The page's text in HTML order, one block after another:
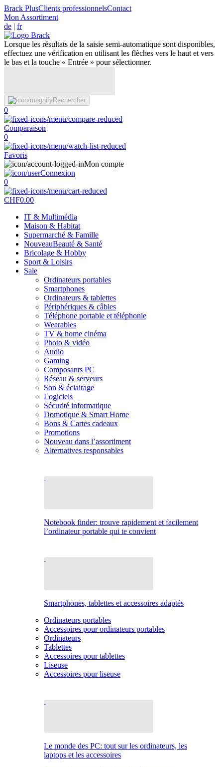
Brack PlusClients professionnelsContact
Mon Assortiment
de | fr
Lorsque les résultats de la saisie semi-automatique sont disponibles,
effectuez une vérification en utilisant les flèches vers le haut et vers
le bas et la touche « Entrée » pour sélectionner.
Rechercher
0
Comparaison
0
Favoris
Mon compte
Connexion
0
CHF0.00
IT & Multimédia
Maison & Habitat
Supermarché & Famille
NouveauBeauté & Santé
Bricolage & Hobby
Sport & Loisirs
Sale
Ordinateurs portables
Smartphones
Ordinateurs & tablettes
Périphériques & câbles
Téléphone portable et téléphonie
Wearables
TV & home cinéma
Photo & vidéo
Audio
Gaming
Composants PC
Réseau & serveurs
Son & éclairage
Logiciels
Sécurité informatique
Domotique & Smart Home
Bons & Cartes cadeaux
Promotions
Nouveau dans l’assortiment
Alternatives responsables
Notebook finder: trouve rapidement et facilement
l’ordinateur portable qui te convient
Smartphones, tablettes et accessoires adaptés
Ordinateurs portables
Accessoires pour ordinateurs portables
Ordinateurs
Tablettes
Accessoires pour tablettes
Liseuse
Accessoires pour liseuse
Le monde des PC: tout sur les ordinateurs, les
laptops et les accessoires